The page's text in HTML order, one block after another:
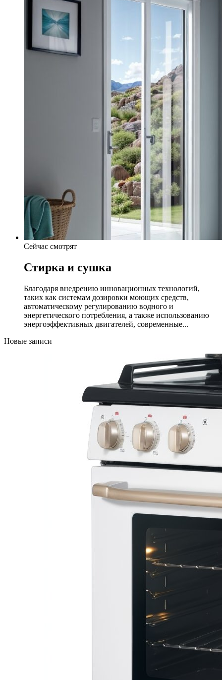
Сейчас смотрят
Стирка и сушка
Благодаря внедрению инновационных технологий,
таких как системам дозировки моющих средств,
автоматическому регулированию водного и
энергетического потребления, а также использованию
энергоэффективных двигателей, современные...
Новые записи